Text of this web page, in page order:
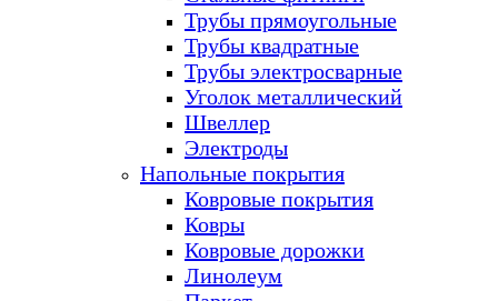
Трубы прямоугольные
Трубы квадратные
Трубы электросварные
Уголок металлический
Швеллер
Электроды
Напольные покрытия
Ковровые покрытия
Ковры
Ковровые дорожки
Линолеум